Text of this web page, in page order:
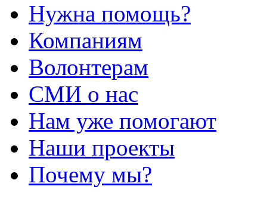
Нужна помощь?
Компаниям
Волонтерам
СМИ о нас
Нам уже помогают
Наши проекты
Почему мы?